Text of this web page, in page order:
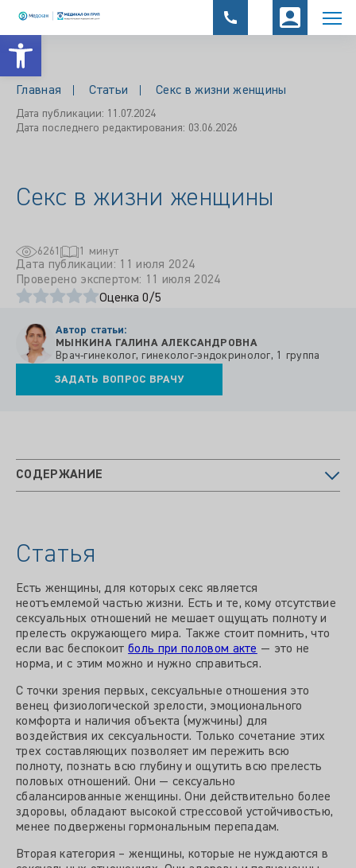
Открыть панель инструментов
Главная Статьи Секс в жизни женщины
Дата публикации: 11.07.2024
Дата последнего редактирования: 03.06.2026
Секс в жизни женщины
6261 1 минут
Дата публикации: 11 июля 2024
Проверено экспертом: 11 июля 2024
Оценка 0/5
Автор статьи:
МЫНКИНА ГАЛИНА АЛЕКСАНДРОВНА
Врач-гинеколог, гинеколог-эндокринолог, 1 группа
ЗАДАТЬ ВОПРОС ВРАЧУ
СОДЕРЖАНИЕ
Статья
Есть женщины, для которых секс является
неотъемлемой частью жизни. Есть и те, кому отсутствие
сексуальных отношений не мешает ощущать полноту и
прелесть окружающего мира. Также стоит помнить, что
если вас беспокоитболь при половом акте — это не
норма, и с этим можно и нужно справиться.
С точки зрения первых, сексуальные отношения это
венец физиологической зрелости, эмоционального
комфорта и наличия объекта (мужчины) для
воздействия их сексуальности. Только сочетание этих
трех составляющих позволяет им пережить всю
полноту, познать всю глубину и ощутить всю прелесть
половых отношений. Они — сексуально
сбалансированные женщины. Они действительно более
здоровы, обладают высокой стрессовой устойчивостью,
менее подвержены гормональным перепадам.
Вторая категория – женщины, которые не нуждаются в